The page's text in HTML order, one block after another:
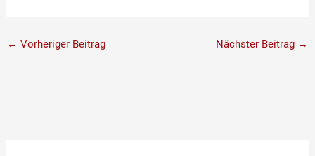
← Vorheriger Beitrag Nächster Beitrag →